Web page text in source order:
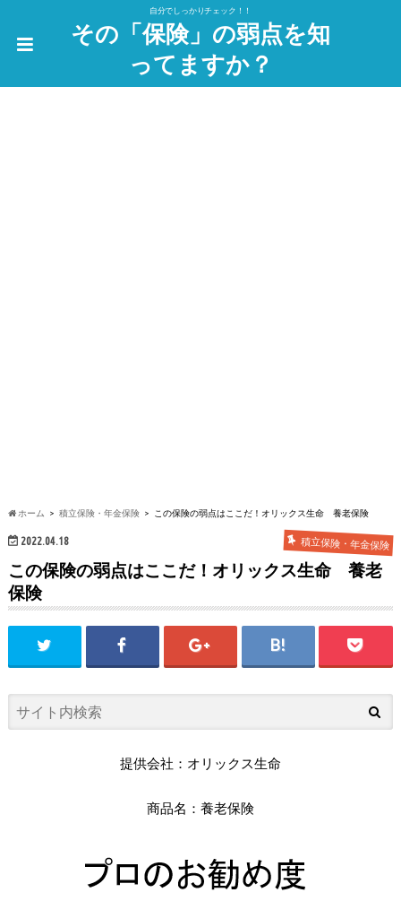
自分でしっかりチェック！！
その「保険」の弱点を知
ってますか？
ホーム 積立保険・年金保険 この保険の弱点はここだ！オリックス生命 養老保険
2022.04.18 積立保険・年金保険
この保険の弱点はここだ！オリックス生命 養老
保険
提供会社：オリックス生命
商品名：養老保険